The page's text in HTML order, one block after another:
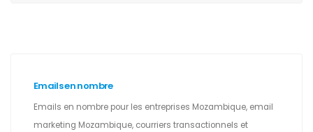
Emails en nombre
Emails en nombre pour les entreprises Mozambique, email
marketing Mozambique, courriers transactionnels et